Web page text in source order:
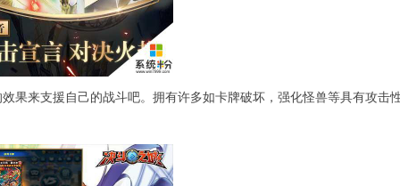
果来支援自己的战斗吧。拥有许多如卡牌破坏，强化怪兽等具有攻击